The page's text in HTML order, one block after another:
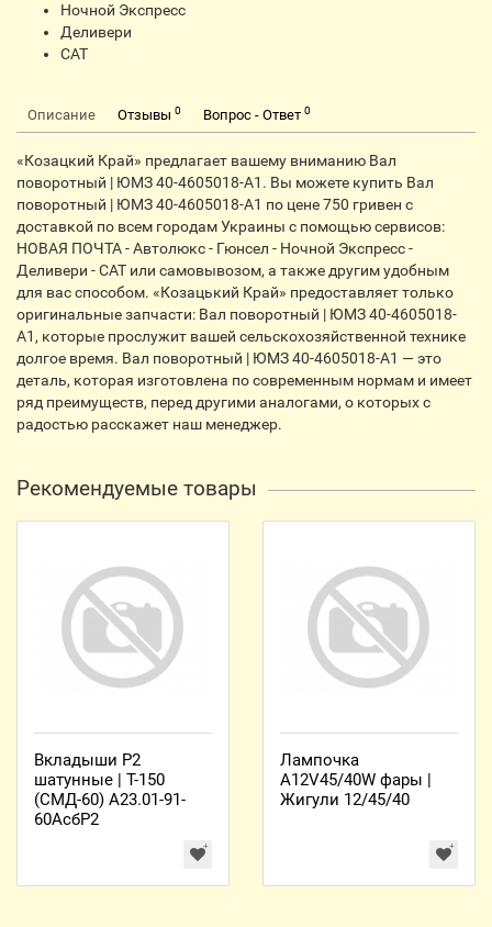
Ночной Экспресс
Деливери
CАТ
Описание Отзывы 0 Вопрос - Ответ 0
«Козацкий Край» предлагает вашему вниманию Вал
поворотный | ЮМЗ 40-4605018-А1. Вы можете купить Вал
поворотный | ЮМЗ 40-4605018-А1 по цене 750 гривен с
доставкой по всем городам Украины с помощью сервисов:
НОВАЯ ПОЧТА - Автолюкс - Гюнсел - Ночной Экспресс -
Деливери - CАТ или самовывозом, а также другим удобным
для вас способом. «Козацький Край» предоставляет только
оригинальные запчасти: Вал поворотный | ЮМЗ 40-4605018-
А1, которые прослужит вашей сельскохозяйственной технике
долгое время. Вал поворотный | ЮМЗ 40-4605018-А1 — это
деталь, которая изготовлена по современным нормам и имеет
ряд преимуществ, перед другими аналогами, о которых с
радостью расскажет наш менеджер.
Рекомендуемые товары
Вкладыши Р2
шатунные | Т-150
(СМД-60) А23.01-91-
60АсбР2
Лампочка
А12V45/40W фары |
Жигули 12/45/40